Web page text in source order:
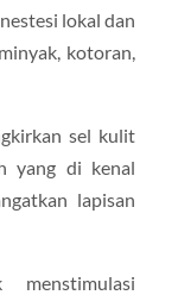
lokal dan
kotoran,
sel kulit
yang di kenal
lapisan